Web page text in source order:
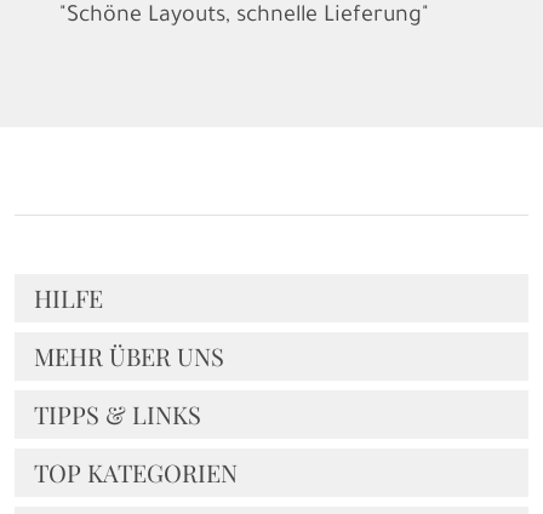
"Schöne Layouts, schnelle Lieferung"
HILFE
MEHR ÜBER UNS
TIPPS & LINKS
TOP KATEGORIEN